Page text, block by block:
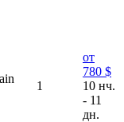
1
от
780 $
10 нч.
- 11
дн.